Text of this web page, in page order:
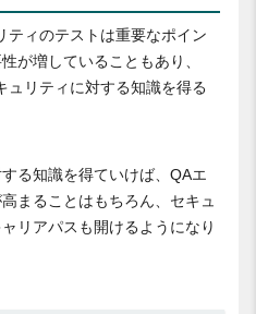
ティのテストは重要なポイン
が増していることもあり、
ュリティに対する知識を得る
る知識を得ていけば、QAエ
まることはもちろん、セキュ
リアパスも開けるようになり